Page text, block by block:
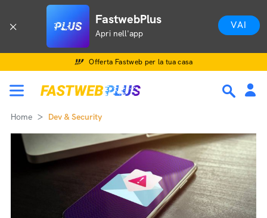
FastwebPlus
Apri nell'app
VAI
Offerta Fastweb per la tua casa
Home Dev & Security